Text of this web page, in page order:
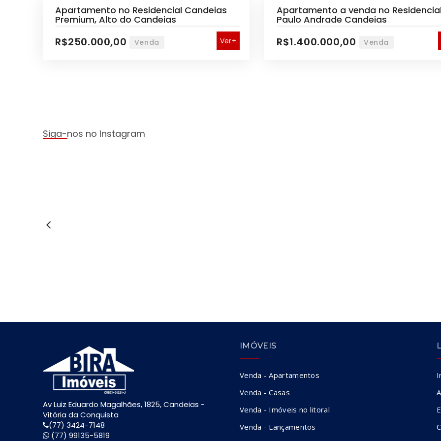
Apartamento no Residencial Candeias
Premium, Alto do Candeias
R$250.000,00 Venda Ver+
Apartamento a venda no Residencial
Paulo Andrade Candeias
R$1.400.000,00 Venda
Siga-nos no Instagram
Av Luiz Eduardo Magalhães, 1825, Candeias -
Vitória da Conquista
(77) 3424-7148
(77) 99135-5819
IMÓVEIS
Venda - Apartamentos
Venda - Casas
Venda - Imóveis no litoral
Venda - Lançamentos